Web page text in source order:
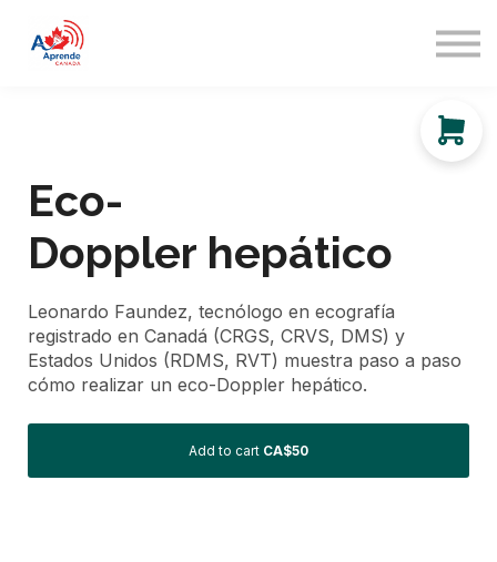
Eco-
Doppler hepático
Leonardo Faundez, tecnólogo en ecografía
registrado en Canadá (CRGS, CRVS, DMS) y
Estados Unidos (RDMS, RVT) muestra paso a paso
cómo realizar un eco-Doppler hepático.
Add to cart CA$50